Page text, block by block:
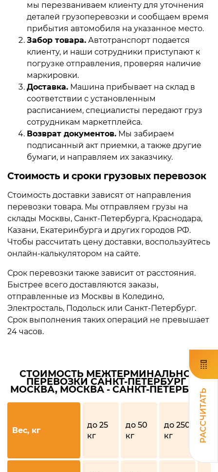
РАССЧИТАТЬ
мы перезваниваем клиенту для уточнения
деталей грузоперевозки и сообщаем время
прибытия автомобиля на указанное место.
Забор товара. Автотранспорт подается
клиенту, и наши сотрудники приступают к
погрузке отправления, проверяя наличие
маркировки.
Доставка. Машина прибывает на склад в
соответствии с установленным
расписанием, специалисты передают груз
сотрудникам маркетплейса.
Возврат документов. Мы забираем
подписанный акт приемки, а также другие
бумаги, и направляем их заказчику.
Стоимость и сроки грузовых перевозок
Стоимость доставки зависят от направления
перевозки товара. Мы отправляем грузы на
склады Москвы, Санкт-Петербурга, Краснодара,
Казани, Екатеринбурга и других городов РФ.
Чтобы рассчитать цену доставки, воспользуйтесь
онлайн-калькулятором на сайте.
Срок перевозки также зависит от расстояния.
Быстрее всего доставляются заказы,
отправленные из Москвы в Коледино,
Электросталь, Подольск или Санкт-Петербург.
Срок выполнения таких операций не превышает
24 часов.
СТОИМОСТЬ МЕЖТЕРМИНАЛЬНОЙ
ПЕРЕВОЗКИ САНКТ-ПЕТЕРБУРГ -
МОСКВА, МОСКВА - САНКТ-ПЕТЕРБУРГ
Вес, кг
до 25
кг
до 50
кг
до 250
кг
до
кг